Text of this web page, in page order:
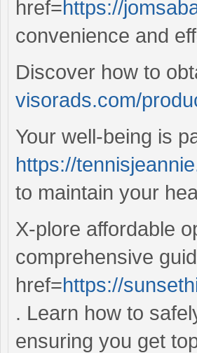
href=https://
convenience and
Discover how to
visorads.com/
Your well-being is
https://
to maintain your
X-plore affordable
comprehensive
href=https://
. Learn how to
ensuring you get